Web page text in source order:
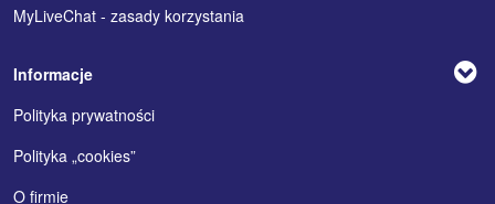
MyLiveChat - zasady korzystania
Informacje
Polityka prywatności
Polityka „cookies”
O firmie